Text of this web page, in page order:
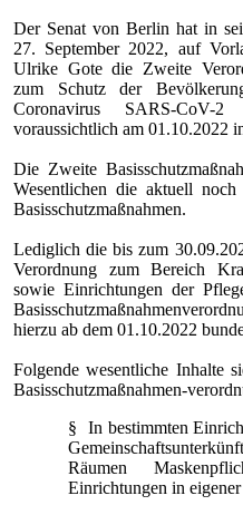
Der Senat von Berlin hat in
27. September 2022, auf
Ulrike Gote die Zweite
zum Schutz der
Coronavirus SARS-CoV-
voraussichtlich am 01.10.2022
Die Zweite
Wesentlichen die aktuell
Basisschutzmaßnahmen.
Lediglich die bis zum
Verordnung zum Bereich
sowie Einrichtungen der
hierzu ab dem 01.10.2022
Folgende wesentliche Inhalte
Basisschutzmaßnahmen-
§ In bestimmten
Räumen
Einrichtungen in